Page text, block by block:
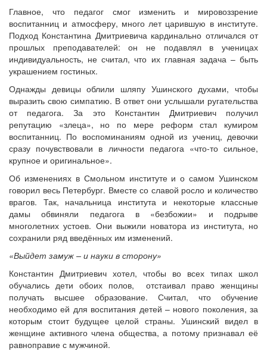
Главное, что педагог смог изменить и мировоззрение
воспитанниц и атмосферу, много лет царившую в институте.
Подход Константина Дмитриевича кардинально отличался от
прошлых преподавателей: он не подавлял в ученицах
индивидуальность, не считал, что их главная задача – быть
украшением гостиных.
Однажды девицы облили шляпу Ушинского духами, чтобы
выразить свою симпатию. В ответ они услышали ругательства
от педагога. За это Константин Дмитриевич получил
репутацию «злеца», но по мере реформ стал кумиром
воспитанниц. По воспоминаниям одной из учениц, девочки
сразу почувствовали в личности педагога «что-то сильное,
крупное и оригинальное».
Об изменениях в Смольном институте и о самом Ушинском
говорил весь Петербург. Вместе со славой росло и количество
врагов. Так, начальница института и некоторые классные
дамы обвиняли педагога в «безбожии» и подрыве
многолетних устоев. Они выжили новатора из института, но
сохранили ряд введённых им изменений.
«Выйдет замуж – и науки в сторону»
Константин Дмитриевич хотел, чтобы во всех типах школ
обучались дети обоих полов, отстаивал право женщины
получать высшее образование. Считал, что обучение
необходимо ей для воспитания детей – нового поколения, за
которым стоит будущее целой страны. Ушинский видел в
женщине активного члена общества, а потому признавал её
равноправие с мужчиной.